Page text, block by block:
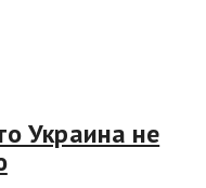
Украина не